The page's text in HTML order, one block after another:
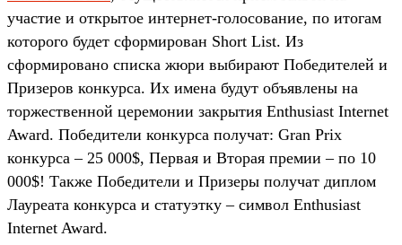
участие и открытое интернет-голосование, по итогам
которого будет сформирован Short List. Из
сформировано списка жюри выбирают Победителей и
Призеров конкурса. Их имена будут объявлены на
торжественной церемонии закрытия Enthusiast Internet
Award. Победители конкурса получат: Gran Prix
конкурса – 25 000$, Первая и Вторая премии – по 10
000$! Также Победители и Призеры получат диплом
Лауреата конкурса и статуэтку – символ Enthusiast
Internet Award.